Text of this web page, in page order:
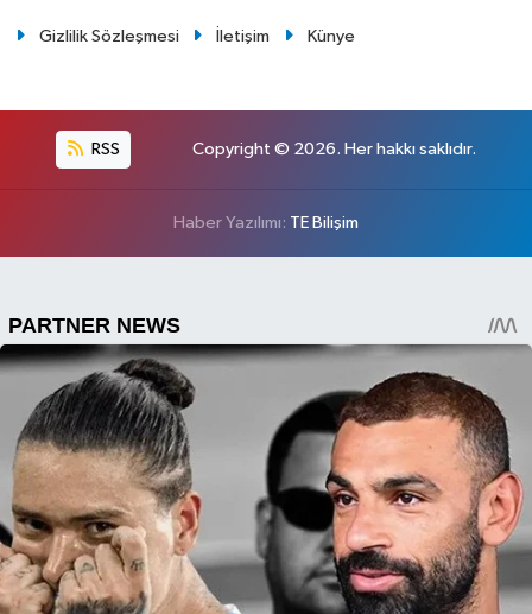
Gizlilik Sözleşmesi İletişim Künye
RSS Copyright © 2026. Her hakkı saklıdır.
Haber Yazılımı: TE Bilişim